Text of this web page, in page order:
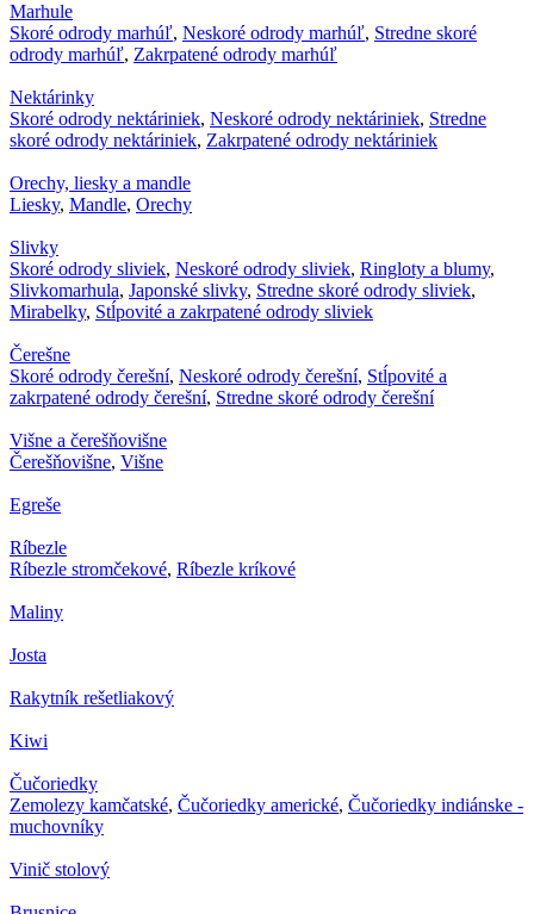
Marhule
Skoré odrody marhúľ, Neskoré odrody marhúľ, Stredne skoré
odrody marhúľ, Zakrpatené odrody marhúľ
Nektárinky
Skoré odrody nektáriniek, Neskoré odrody nektáriniek, Stredne
skoré odrody nektáriniek, Zakrpatené odrody nektáriniek
Orechy, liesky a mandle
Liesky, Mandle, Orechy
Slivky
Skoré odrody sliviek, Neskoré odrody sliviek, Ringloty a blumy,
Slivkomarhula, Japonské slivky, Stredne skoré odrody sliviek,
Mirabelky, Stĺpovité a zakrpatené odrody sliviek
Čerešne
Skoré odrody čerešní, Neskoré odrody čerešní, Stĺpovité a
zakrpatené odrody čerešní, Stredne skoré odrody čerešní
Višne a čerešňovišne
Čerešňovišne, Višne
Egreše
Ríbezle
Ríbezle stromčekové, Ríbezle kríkové
Maliny
Josta
Rakytník rešetliakový
Kiwi
Čučoriedky
Zemolezy kamčatské, Čučoriedky americké, Čučoriedky indiánske -
muchovníky
Vinič stolový